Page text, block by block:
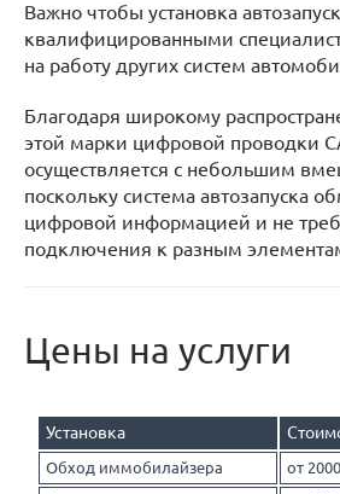
Важно чтобы установка
квалифицированными
на работу других систем
Благодаря широкому
этой марки цифровой проводки
осуществляется с небольшим
поскольку система автозапуска
цифровой информацией и не
подключения к разным
Цены на услуги
Установка
Обход иммобилайзера от